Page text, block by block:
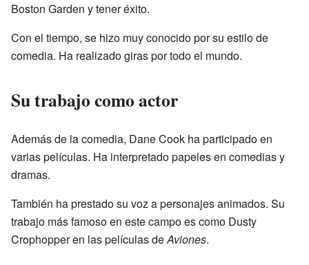
Boston Garden y tener éxito.
Con el tiempo, se hizo muy conocido por su estilo de
comedia. Ha realizado giras por todo el mundo.
Su trabajo como actor
Además de la comedia, Dane Cook ha participado en
varias películas. Ha interpretado papeles en comedias y
dramas.
También ha prestado su voz a personajes animados. Su
trabajo más famoso en este campo es como Dusty
Crophopper en las películas deAviones.